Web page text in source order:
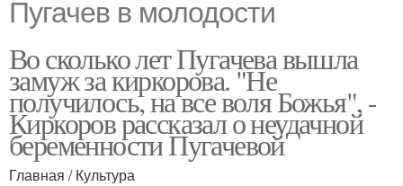
Пугачев в молодости
Во сколько лет Пугачева вышла
замуж за киркорова. "Не
получилось, на все воля Божья", -
Киркоров рассказал о неудачной
беременности Пугачевой
Главная / Культура